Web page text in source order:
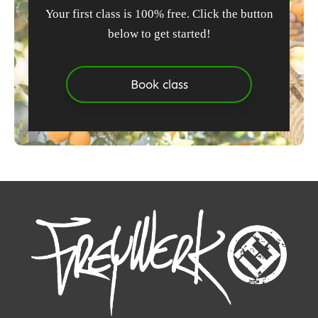
Your first class is 100% free. Click the button
below to get started!
Book class